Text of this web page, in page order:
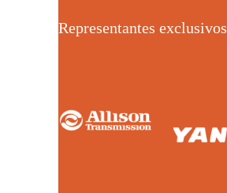
Representantes exclusivos